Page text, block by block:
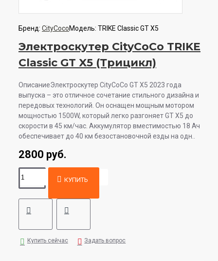
Бренд: CityCocoМодель: TRIKE Classic GT X5
Электроскутер CityCoCo TRIKE
Classic GT X5 (Трицикл)
ОписаниеЭлектроскутер CityCoCo GT X5 2023 года
выпуска – это отличное сочетание стильного дизайна и
передовых технологий. Он оснащен мощным мотором
мощностью 1500W, который легко разгоняет GT X5 до
скорости в 45 км/час. Аккумулятор вместимостью 18 Ач
обеспечивает до 40 км безостановочной езды на одн..
2800 руб.
КУПИТЬ
Купить сейчас Задать вопрос